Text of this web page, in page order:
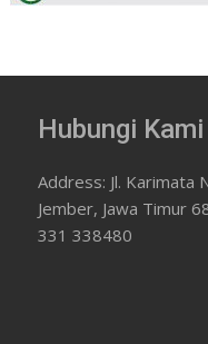
Hubungi Kami
Address: Jl. Karimata
Jember, Jawa Timur
331 338480